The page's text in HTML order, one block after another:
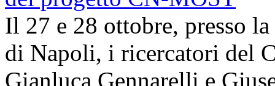
Il 27 e 28 ottobre, presso
di Napoli, i ricercatori del
Gianluca Gennarelli e